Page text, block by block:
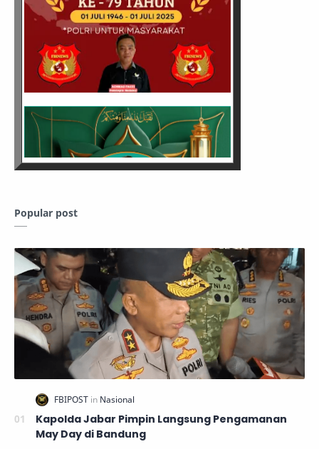
Popular post
Kapolda Jabar Pimpin Langsung Pengamanan
May Day di Bandung